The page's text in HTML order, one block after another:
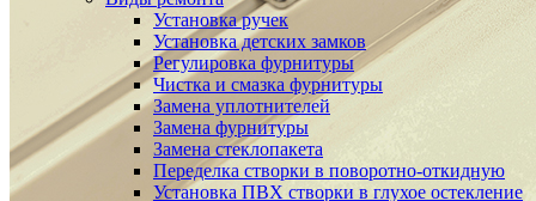
Установка ручек
Установка детских замков
Регулировка фурнитуры
Чистка и смазка фурнитуры
Замена уплотнителей
Замена фурнитуры
Замена стеклопакета
Переделка створки в поворотно-откидную
Установка ПВХ створки в глухое остекление